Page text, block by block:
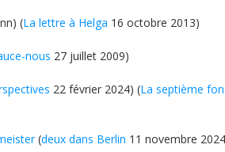
(La lettre à Helga 16 octobre 2013)
nous 27 juillet 2009)
22 février 2024) (La septième
(deux dans Berlin 11 novembre